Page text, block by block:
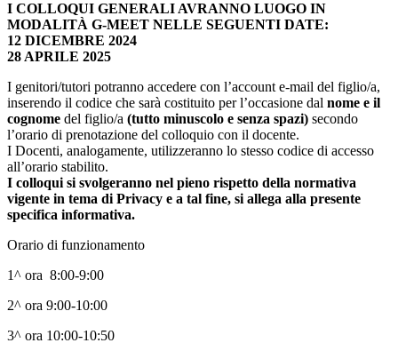
I COLLOQUI GENERALI AVRANNO LUOGO IN
MODALITÀ G-MEET NELLE SEGUENTI DATE:
12 DICEMBRE 2024
28 APRILE 2025
I genitori/tutori potranno accedere con l’account e-mail del figlio/a,
inserendo il codice che sarà costituito per l’occasione dal nome e il
cognome del figlio/a (tutto minuscolo e senza spazi) secondo
l’orario di prenotazione del colloquio con il docente.
I Docenti, analogamente, utilizzeranno lo stesso codice di accesso
all’orario stabilito.
I colloqui si svolgeranno nel pieno rispetto della normativa
vigente in tema di Privacy e a tal fine, si allega alla presente
specifica informativa.
Orario di funzionamento
1^ ora 8:00-9:00
2^ ora 9:00-10:00
3^ ora 10:00-10:50